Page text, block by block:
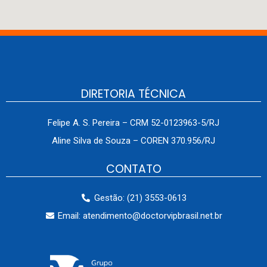
DIRETORIA TÉCNICA
Felipe A. S. Pereira – CRM 52-0123963-5/RJ
Aline Silva de Souza – COREN 370.956/RJ
CONTATO
Gestão: (21) 3553-0613
Email: atendimento@doctorvipbrasil.net.br